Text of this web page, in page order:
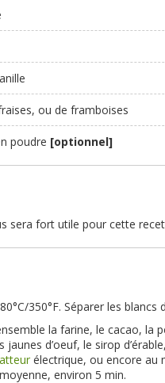
ou de framboises
poudre [optionnel]
sera fort utile pour cette
350°F. Séparer les blancs
la farine, le cacao, la
d’oeuf, le sirop
électrique, ou encore au
environ 5 min.